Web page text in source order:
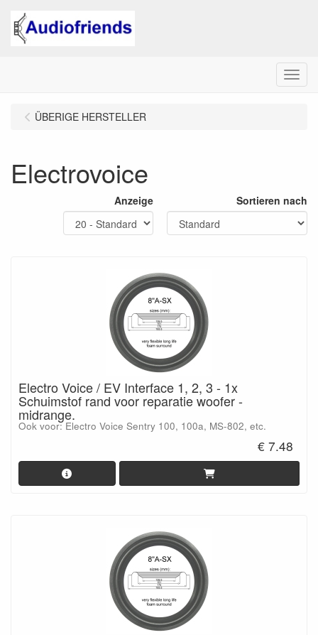
Menu
ÜBERIGE HERSTELLER
Electrovoice
Anzeige Sortieren nach
Electro Voice / EV Interface 1, 2, 3 - 1x
Schuimstof rand voor reparatie woofer -
midrange.
Ook voor: Electro Voice Sentry 100, 100a, MS-802, etc.
€ 7.48